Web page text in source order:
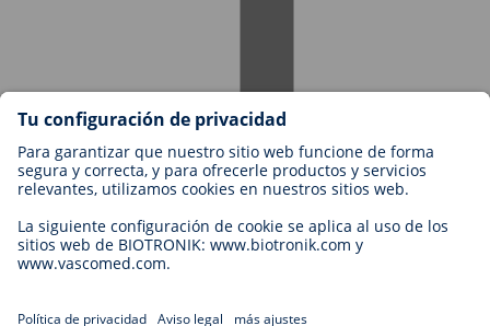
Empleos en BIOTRONIK
Niveles profesionales
¿Por qué trabajar con nosotros?
Oportunidad profesional
Contacto